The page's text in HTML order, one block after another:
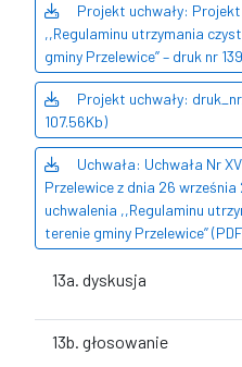
Projekt uchwały:
,,Regulaminu utrzymania
gminy Przelewice’’ – druk nr
Projekt uchwały:
107.56Kb)
Uchwała: Uchwała Nr
Przelewice z dnia 26
uchwalenia ,,Regulaminu
terenie gminy Przelewice’’
13a. dyskusja
13b. głosowanie